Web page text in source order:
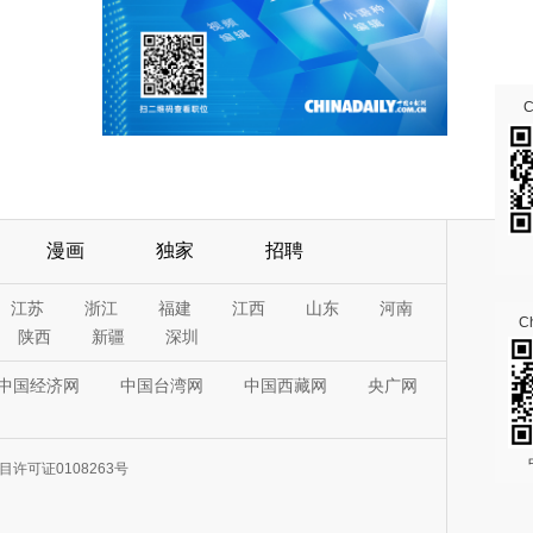
漫画 独家 招聘
江苏 浙江 福建 江西 山东
河南
陕西
新疆 深圳
国经济网 中国台湾网 中国西藏网 央广网
许可证0108263号